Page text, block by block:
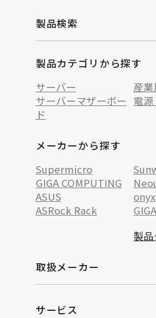
製品検索
製品カテゴリから探す
サーバー
産業
サーバーマザーボー
ド
電
メーカーから探す
Supermicro
GIGA COMPUTING
ASUS
onyx
ASRock Rack
製
取扱メーカー
サービス